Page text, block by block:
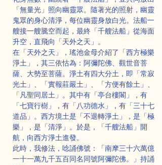
「無量光」照向幽靈眾。隨著光的照射，幽靈
鬼眾的身心清淨，每位幽靈身放白光。法船一
艘接一艘騰空而起，最終「千艘法船」從海面
升空，直飛向「天外之天」。
在「天外之天」，瑤池金母介紹了「西方極樂
淨土」，其三依怙為：阿彌陀佛、觀世音菩
薩、大勢至菩薩。淨土有四大分土，即「常寂
光土」、「實報莊嚴土」、「方便有餘土」、
「凡聖同居土」。其中有「亭台樓閣」，有
「七寶行樹」，有「八功德水」，有「三十七
道品」。西方境土是「不退轉淨土」，是「極
樂」，是「清淨」。於是，「千艘法船」開
航，向西方淨土進發。
此時，我修法，唸誦佛號：「南摩三十六萬億
一十一萬九千五百同名同號阿彌陀佛。」持誦